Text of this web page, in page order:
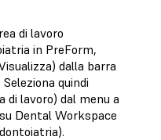
di lavoro
in PreForm,
dalla barra
quindi
di lavoro) dal menu a
Dental Workspace